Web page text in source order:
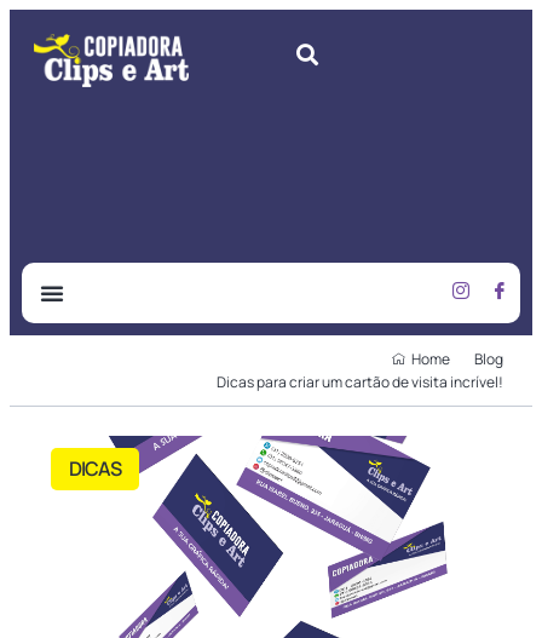
Home
Blog
Dicas para criar um cartão de visita incrível!
DICAS